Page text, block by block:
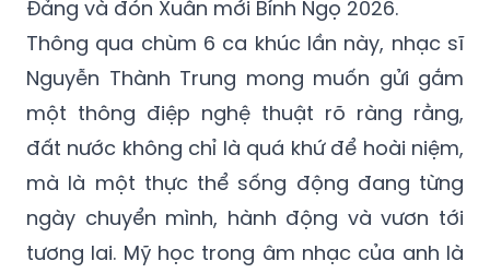
Đảng và đón Xuân mới Bính Ngọ 2026.
Thông qua chùm 6 ca khúc lần này, nhạc sĩ
Nguyễn Thành Trung mong muốn gửi gắm
một thông điệp nghệ thuật rõ ràng rằng,
đất nước không chỉ là quá khứ để hoài niệm,
mà là một thực thể sống động đang từng
ngày chuyển mình, hành động và vươn tới
tương lai. Mỹ học trong âm nhạc của anh là